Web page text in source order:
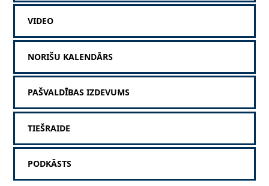
VIDEO
NORIŠU KALENDĀRS
PAŠVALDĪBAS IZDEVUMS
TIEŠRAIDE
PODKĀSTS